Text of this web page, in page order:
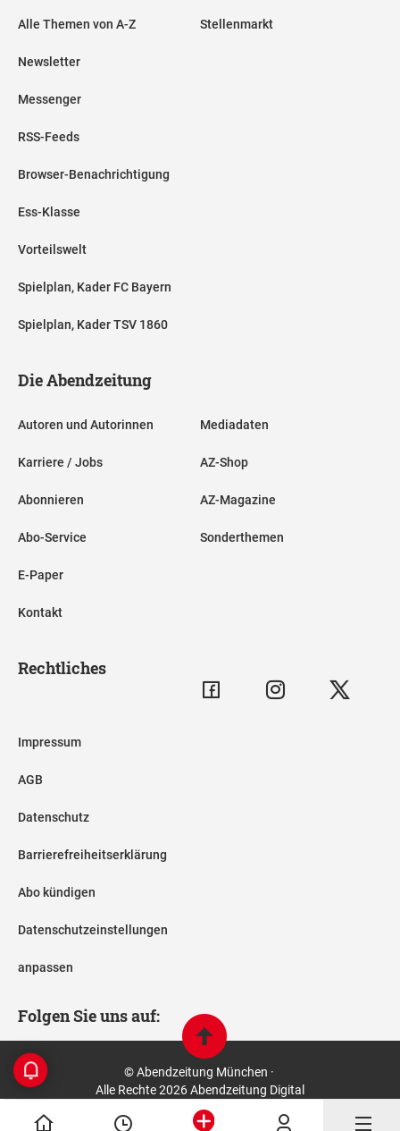
Alle Themen von A-Z
Newsletter
Messenger
RSS-Feeds
Browser-Benachrichtigung
Ess-Klasse
Vorteilswelt
Spielplan, Kader FC Bayern
Spielplan, Kader TSV 1860
Stellenmarkt
Die Abendzeitung
Autoren und Autorinnen
Karriere / Jobs
Abonnieren
Abo-Service
E-Paper
Kontakt
Mediadaten
AZ-Shop
AZ-Magazine
Sonderthemen
Rechtliches
Impressum
AGB
Datenschutz
Barrierefreiheitserklärung
Abo kündigen
Datenschutzeinstellungen
anpassen
Folgen Sie uns auf:
© Abendzeitung München ·
Alle Rechte 2026 Abendzeitung Digital